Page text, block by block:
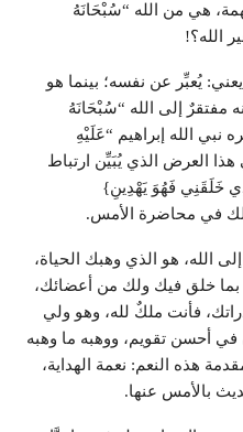
هي من الله “سُبْحَانَهُ
الله؟!
يُعبِّر عن نفسه؛ بينما هو
مفتقرٌ إلى الله “سُبْحَانَهُ
الله إبراهيم “عَلَيْهِ
هذا العرض الذي يُبَيِّن ارتباط
خَلَقَنِي فَهُوَ يَهْدِينِ}
الله، هو الذي وهبك الحياة،
بما خلق فيك ولك من أعضائك،
فأنت ملكٌ لله، وهو ولي
في أحسن تقويم، ووهبه ما وهبه
هذه النعم: نعمة الهداية،
بالأمس عنها.